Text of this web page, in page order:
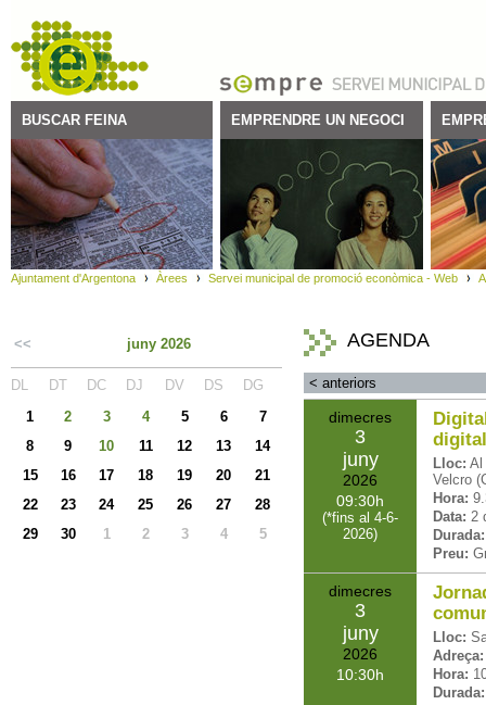
BUSCAR FEINA EMPRENDRE UN NEGOCI
Ajuntament d'Argentona Àrees Servei municipal de promoció econòmica - Web
<< juny 2026
DL DT DC DJ DV DS
DG
1
2 3 4 5 6
7
8
9 10 11 12 13
14
15
16 17 18 19 20
21
22
23 24 25 26 27
28
29
30 1 2 3 4 5
AGENDA
< anteriors
dimecres
3
juny
2026
09:30
(*fins al 4-6-
2026)
Lloc: Al
Velcro
Hora:
Data: 2
Durada:
Preu:
dimecres
3
juny
2026
10:30
Lloc:
Adreça:
Hora:
Durada: